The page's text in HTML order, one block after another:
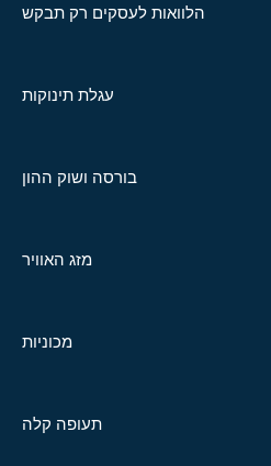
הלוואות לעסקים רק תבקש
עגלת תינוקות
בורסה ושוק ההון
מזג האוויר
מכוניות
תעופה קלה